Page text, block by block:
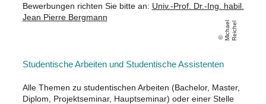
Bewerbungen richten Sie bitte an: Univ.-Prof. Dr.-Ing. habil.
Jean Pierre Bergmann
Mi
c
h
a
el
R
ei
c
hel
Studentische Arbeiten und Studentische Assistenten
Alle Themen zu studentischen Arbeiten (Bachelor, Master,
Diplom, Projektseminar, Hauptseminar) oder einer Stelle